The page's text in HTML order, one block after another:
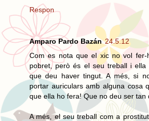
Respon
Amparo Pardo Bazán 24.5.12
Com es nota que el xic no vol fer-
pobret, però és el seu treball i ella
que deu haver tingut. A més, si
portar auriculars amb alguna cosa
que ella ho fera! Que no deu ser tan
A més, el seu treball com a